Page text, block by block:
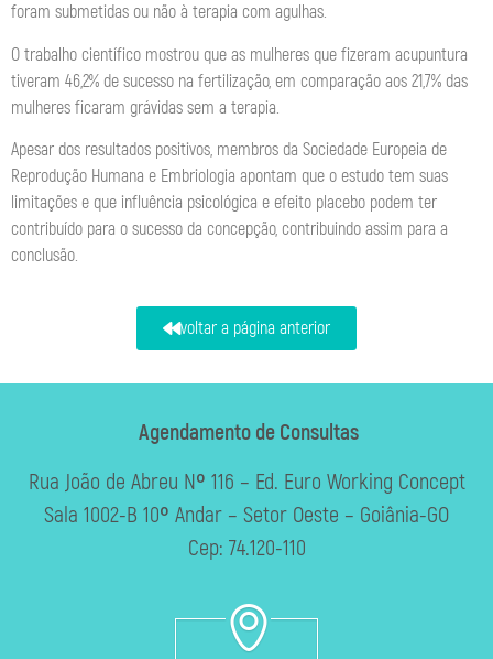
foram submetidas ou não à terapia com agulhas.
O trabalho científico mostrou que as mulheres que fizeram acupuntura
tiveram 46,2% de sucesso na fertilização, em comparação aos 21,7% das
mulheres ficaram grávidas sem a terapia.
Apesar dos resultados positivos, membros da Sociedade Europeia de
Reprodução Humana e Embriologia apontam que o estudo tem suas
limitações e que influência psicológica e efeito placebo podem ter
contribuído para o sucesso da concepção, contribuindo assim para a
conclusão.
voltar a página anterior
Agendamento de Consultas
Rua João de Abreu Nº 116 – Ed. Euro Working Concept
Sala 1002-B 10º Andar – Setor Oeste – Goiânia-GO
Cep: 74.120-110